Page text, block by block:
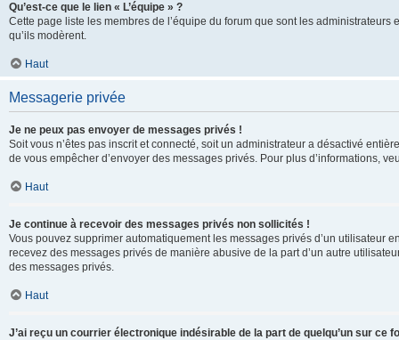
Qu’est-ce que le lien « L’équipe » ?
Cette page liste les membres de l’équipe du forum que sont les
qu’ils modèrent.
Haut
Messagerie privée
Je ne peux pas envoyer de messages privés !
Soit vous n’êtes pas inscrit et connecté, soit un administrateur a désactivé
de vous empêcher d’envoyer des messages privés. Pour plus d’informations,
Haut
Je continue à recevoir des messages privés non sollicités !
Vous pouvez supprimer automatiquement les messages privés d’un utilisateur
recevez des messages privés de manière abusive de la part d’un autre
des messages privés.
Haut
J’ai reçu un courrier électronique indésirable de la part de quelqu’un sur ce